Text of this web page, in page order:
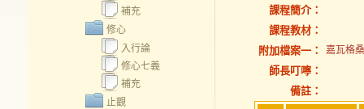
補充
修心
入行論
修心七義
補充
止觀
課程簡介：
課程教材：
附加檔案一：
嘉瓦格
師長叮嚀：
備註：